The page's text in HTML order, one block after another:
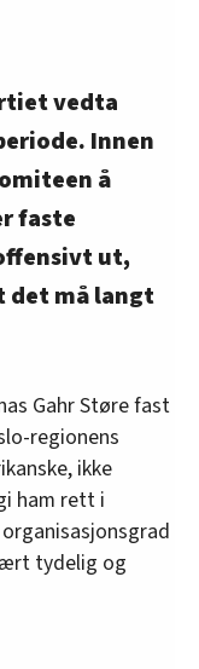
vedta
Innen
å
faste
ut,
det må langt
Gahr Støre fast
regionens
ikke
ham rett i
tydelig og